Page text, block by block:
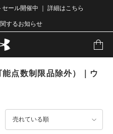
ール開催中 ｜ 詳細はこちら
するお知らせ
点数制限品除外）｜ウ
売れている順